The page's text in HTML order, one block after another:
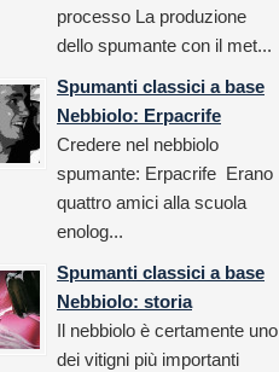
processo La produzione
dello spumante con il met...
Spumanti classici a base
Nebbiolo: Erpacrife
Credere nel nebbiolo
spumante: Erpacrife Erano
quattro amici alla scuola
enolog...
Spumanti classici a base
Nebbiolo: storia
Il nebbiolo è certamente uno
dei vitigni più importanti